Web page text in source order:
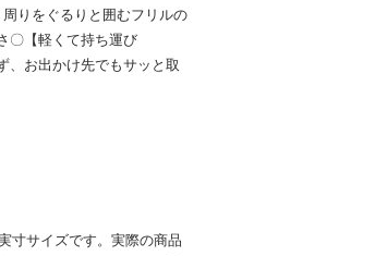
りをぐるりと囲むフリルの
〇【軽くて持ち運び
、お出かけ先でもサッと取
寸サイズです。実際の商品